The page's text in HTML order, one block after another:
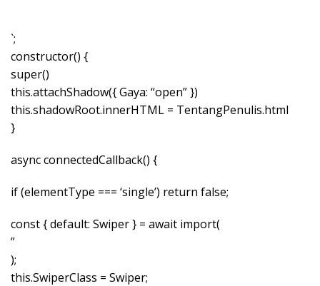
`;
constructor() {
super()
this.attachShadow({ Gaya: “open” })
this.shadowRoot.innerHTML = TentangPenulis.html
}
async connectedCallback() {
if (elementType === ‘single’) return false;
const { default: Swiper } = await import(
”
);
this.SwiperClass = Swiper;